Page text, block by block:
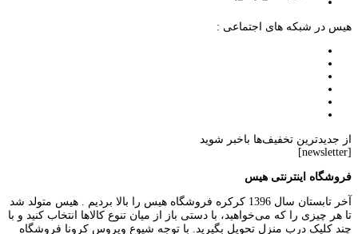
هیس در شبکه های اجتماعی :
از جدیدترین تخفیف‌ها باخبر شوید
[newsletter]
فروشگاه اینترنتی هیس
آخر تابستان سال 1396 کرکره فروشگاه هیس را بالا بردیم . هیس متولد شد
تا هر چیزی را که می‌خواهید، با دستی باز از میان تنوع کالاها انتخاب کنید و با
چند کلیک درب منزل تحویل بگیرید. با توجه شیوع ویروس کرونا فروشگاه